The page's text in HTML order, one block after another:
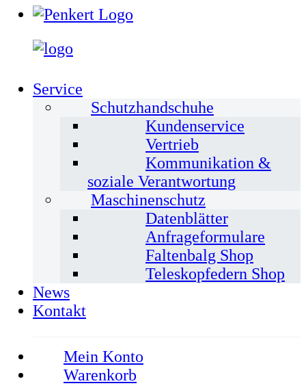
Service
Schutzhandschuhe
Kundenservice
Vertrieb
Kommunikation &
soziale Verantwortung
Maschinenschutz
Datenblätter
Anfrageformulare
Faltenbalg Shop
Teleskopfedern Shop
News
Kontakt
Mein Konto
Warenkorb